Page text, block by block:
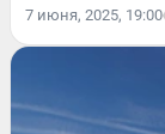
7 июня, 2025, 19:00